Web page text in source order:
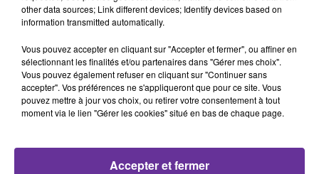
LA CHRONIQUE DE LA REVUE POLITIQUE ET
PARLEMENTAIRE
JS
La Chronique de la Revue Politique et Parlementaire
other data sources; Link different devices; Identify devices based on
information transmitted automatically.
Vous pouvez accepter en cliquant sur "Accepter et fermer", ou affiner en
sélectionnant les finalités et/ou partenaires dans "Gérer mes choix".
Vous pouvez également refuser en cliquant sur "Continuer sans
accepter". Vos préférences ne s'appliqueront que pour ce site. Vous
pouvez mettre à jour vos choix, ou retirer votre consentement à tout
moment via le lien "Gérer les cookies" situé en bas de chaque page.
Accepter et fermer